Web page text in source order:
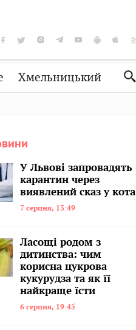
Хмельницький
Домашні тварини
У Львові запровадять
карантин через
виявлений сказ у кота
7 серпня, 13:49
Ласощі родом з
дитинства: чим
корисна цукрова
кукурудза та як її
найкраще їсти
6 серпня, 19:45